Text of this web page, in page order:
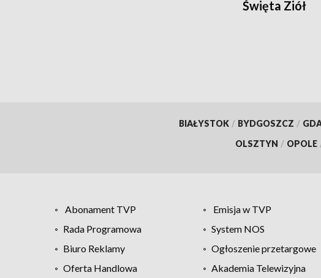
Święta Ziół
BIAŁYSTOK / BYDGOSZCZ /
OLSZTYN / OPOLE
Abonament TVP Emisja w TVP
Rada Programowa
System NOS
Biuro Reklamy
Ogłoszenie przetargowe
Oferta Handlowa
Akademia Telewizyjna